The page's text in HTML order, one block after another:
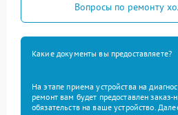
Вопросы по ремонту
Какие документы вы предоставляете?
На этапе приема устройства на
ремонт вам будет предоставлен
обязательств на ваше устройство.